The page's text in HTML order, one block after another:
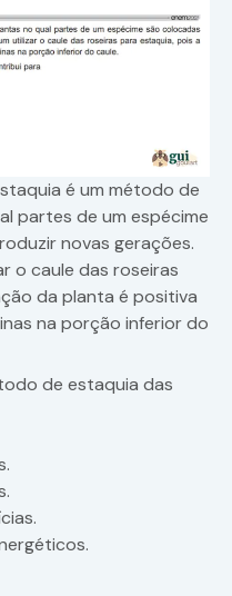
é um método de
partes de um espécime
novas gerações.
o caule das roseiras
da planta é positiva
na porção inferior do
de estaquia das